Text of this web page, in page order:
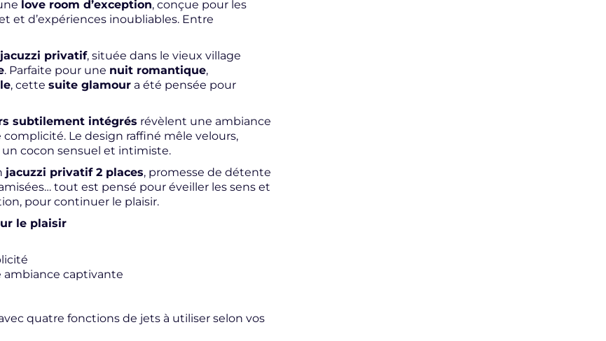
love room d’exception, conçue pour les
et d’expériences inoubliables. Entre
privatif, située dans le vieux village
. Parfaite pour une nuit romantique,
, cette suite glamour a été pensée pour
subtilement intégrés révèlent une ambiance
Le design raffiné mêle velours,
un cocon sensuel et intimiste.
jacuzzi privatif 2 places, promesse de détente
tout est pensé pour éveiller les sens et
pour continuer le plaisir.
le plaisir
ambiance captivante
quatre fonctions de jets à utiliser selon vos